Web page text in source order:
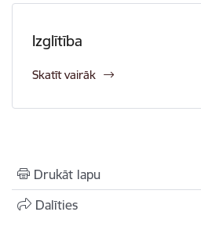
Izglītība
Skatīt vairāk
Drukāt lapu
Dalīties